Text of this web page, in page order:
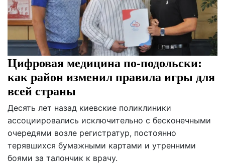
Цифровая медицина по-подольски:
как район изменил правила игры для
всей страны
Десять лет назад киевские поликлиники
ассоциировались исключительно с бесконечными
очередями возле регистратур, постоянно
терявшихся бумажными картами и утренними
боями за талончик к врачу.